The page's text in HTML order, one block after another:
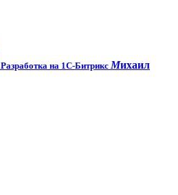
Разработка на 1С-БитриксМихаил